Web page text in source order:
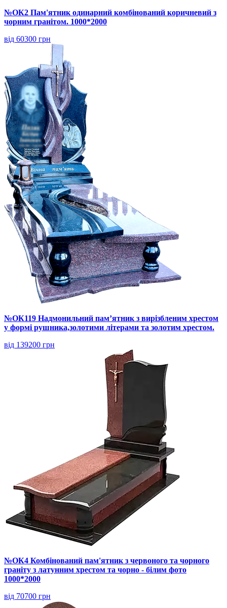
№ОК2 Пам'ятник одинарний комбінований коричневий з
чорним гранітом. 1000*2000
від 60300 грн
№ОК119 Надмонильний пам’ятник з вирізбленим хрестом
у формі рушника,золотими літерами та золотим хрестом.
від 139200 грн
№ОК4 Комбінований пам'ятник з червоного та чорного
граніту з латунним хрестом та чорно - білим фото
1000*2000
від 70700 грн